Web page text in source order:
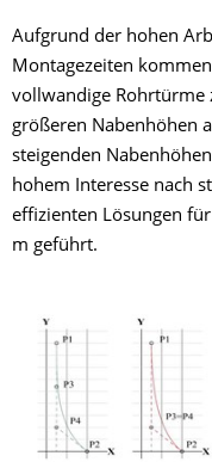
Aufgrund der hohen
Montagezeiten
vollwandige Rohrtürme
größeren Nabenhöhen
steigenden
hohem Interesse nach
effizienten Lösungen
m geführt.